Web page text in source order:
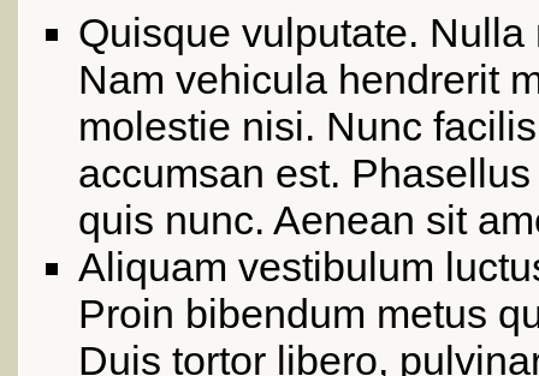
Quisque vulputate. Nulla
Nam vehicula hendrerit
molestie nisi. Nunc
accumsan est.
quis nunc. Aenean sit
Aliquam vestibulum
Proin bibendum metus
Duis tortor libero,